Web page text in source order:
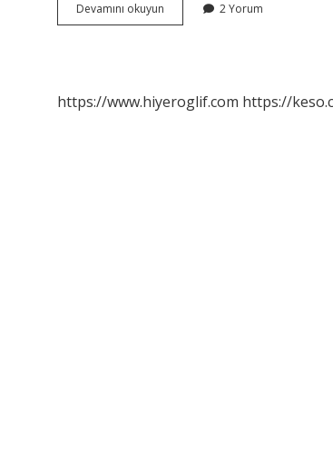
Devamını okuyun
Dibinde
2 Yorum
https://www.hiyeroglif.com https://